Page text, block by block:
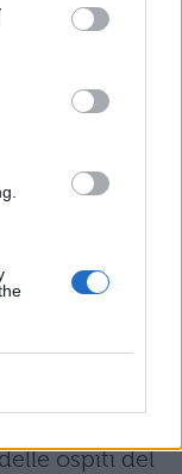
dal
della co-
delle
tra
John
fra
(Netflix,
non
ospiti del